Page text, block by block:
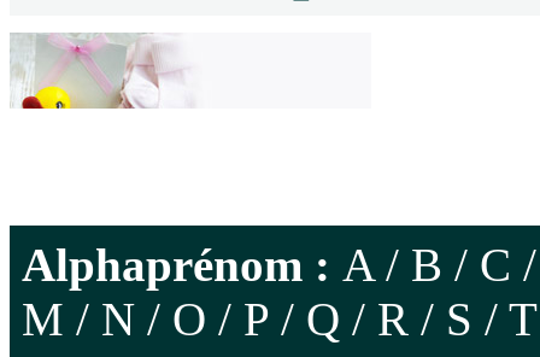
Alphaprénom : A/ B / C
M / N / O / P / Q / R / S / T